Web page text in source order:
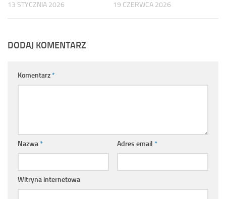
13 STYCZNIA 2026 19 CZERWCA 2026
DODAJ KOMENTARZ
Komentarz*
Nazwa* Adres email *
Witryna internetowa